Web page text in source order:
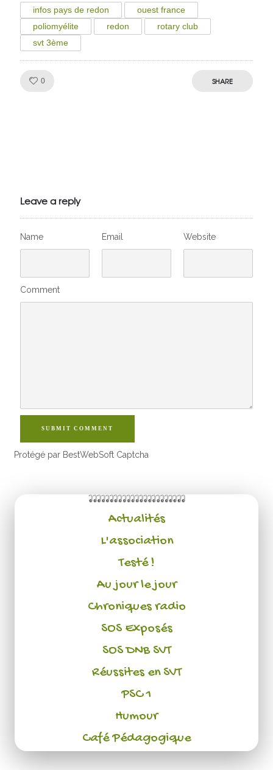
infos pays de redon
ouest france
poliomyélite
redon
rotary club
svt 3ème
0 SHARE
Leave a reply
Name Email Website
Comment
SUBMIT COMMENT
Protégé par BestWebSoft Captcha
Actualités
L'association
Testé !
Au jour le jour
Chroniques radio
SOS Exposés
SOS DNB SVT
Réussites en SVT
PSC 1
Humour
Café Pédagogique